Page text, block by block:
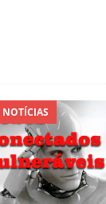
NOTÍCIAS